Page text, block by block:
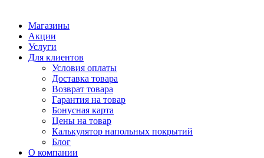
Магазины
Акции
Услуги
Для клиентов
Условия оплаты
Доставка товара
Возврат товара
Гарантия на товар
Бонусная карта
Цены на товар
Калькулятор напольных покрытий
Блог
О компании